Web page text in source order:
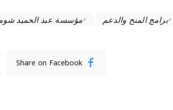
برامج المنح والدعم مؤسسة عبد الحميد
Share on Facebook